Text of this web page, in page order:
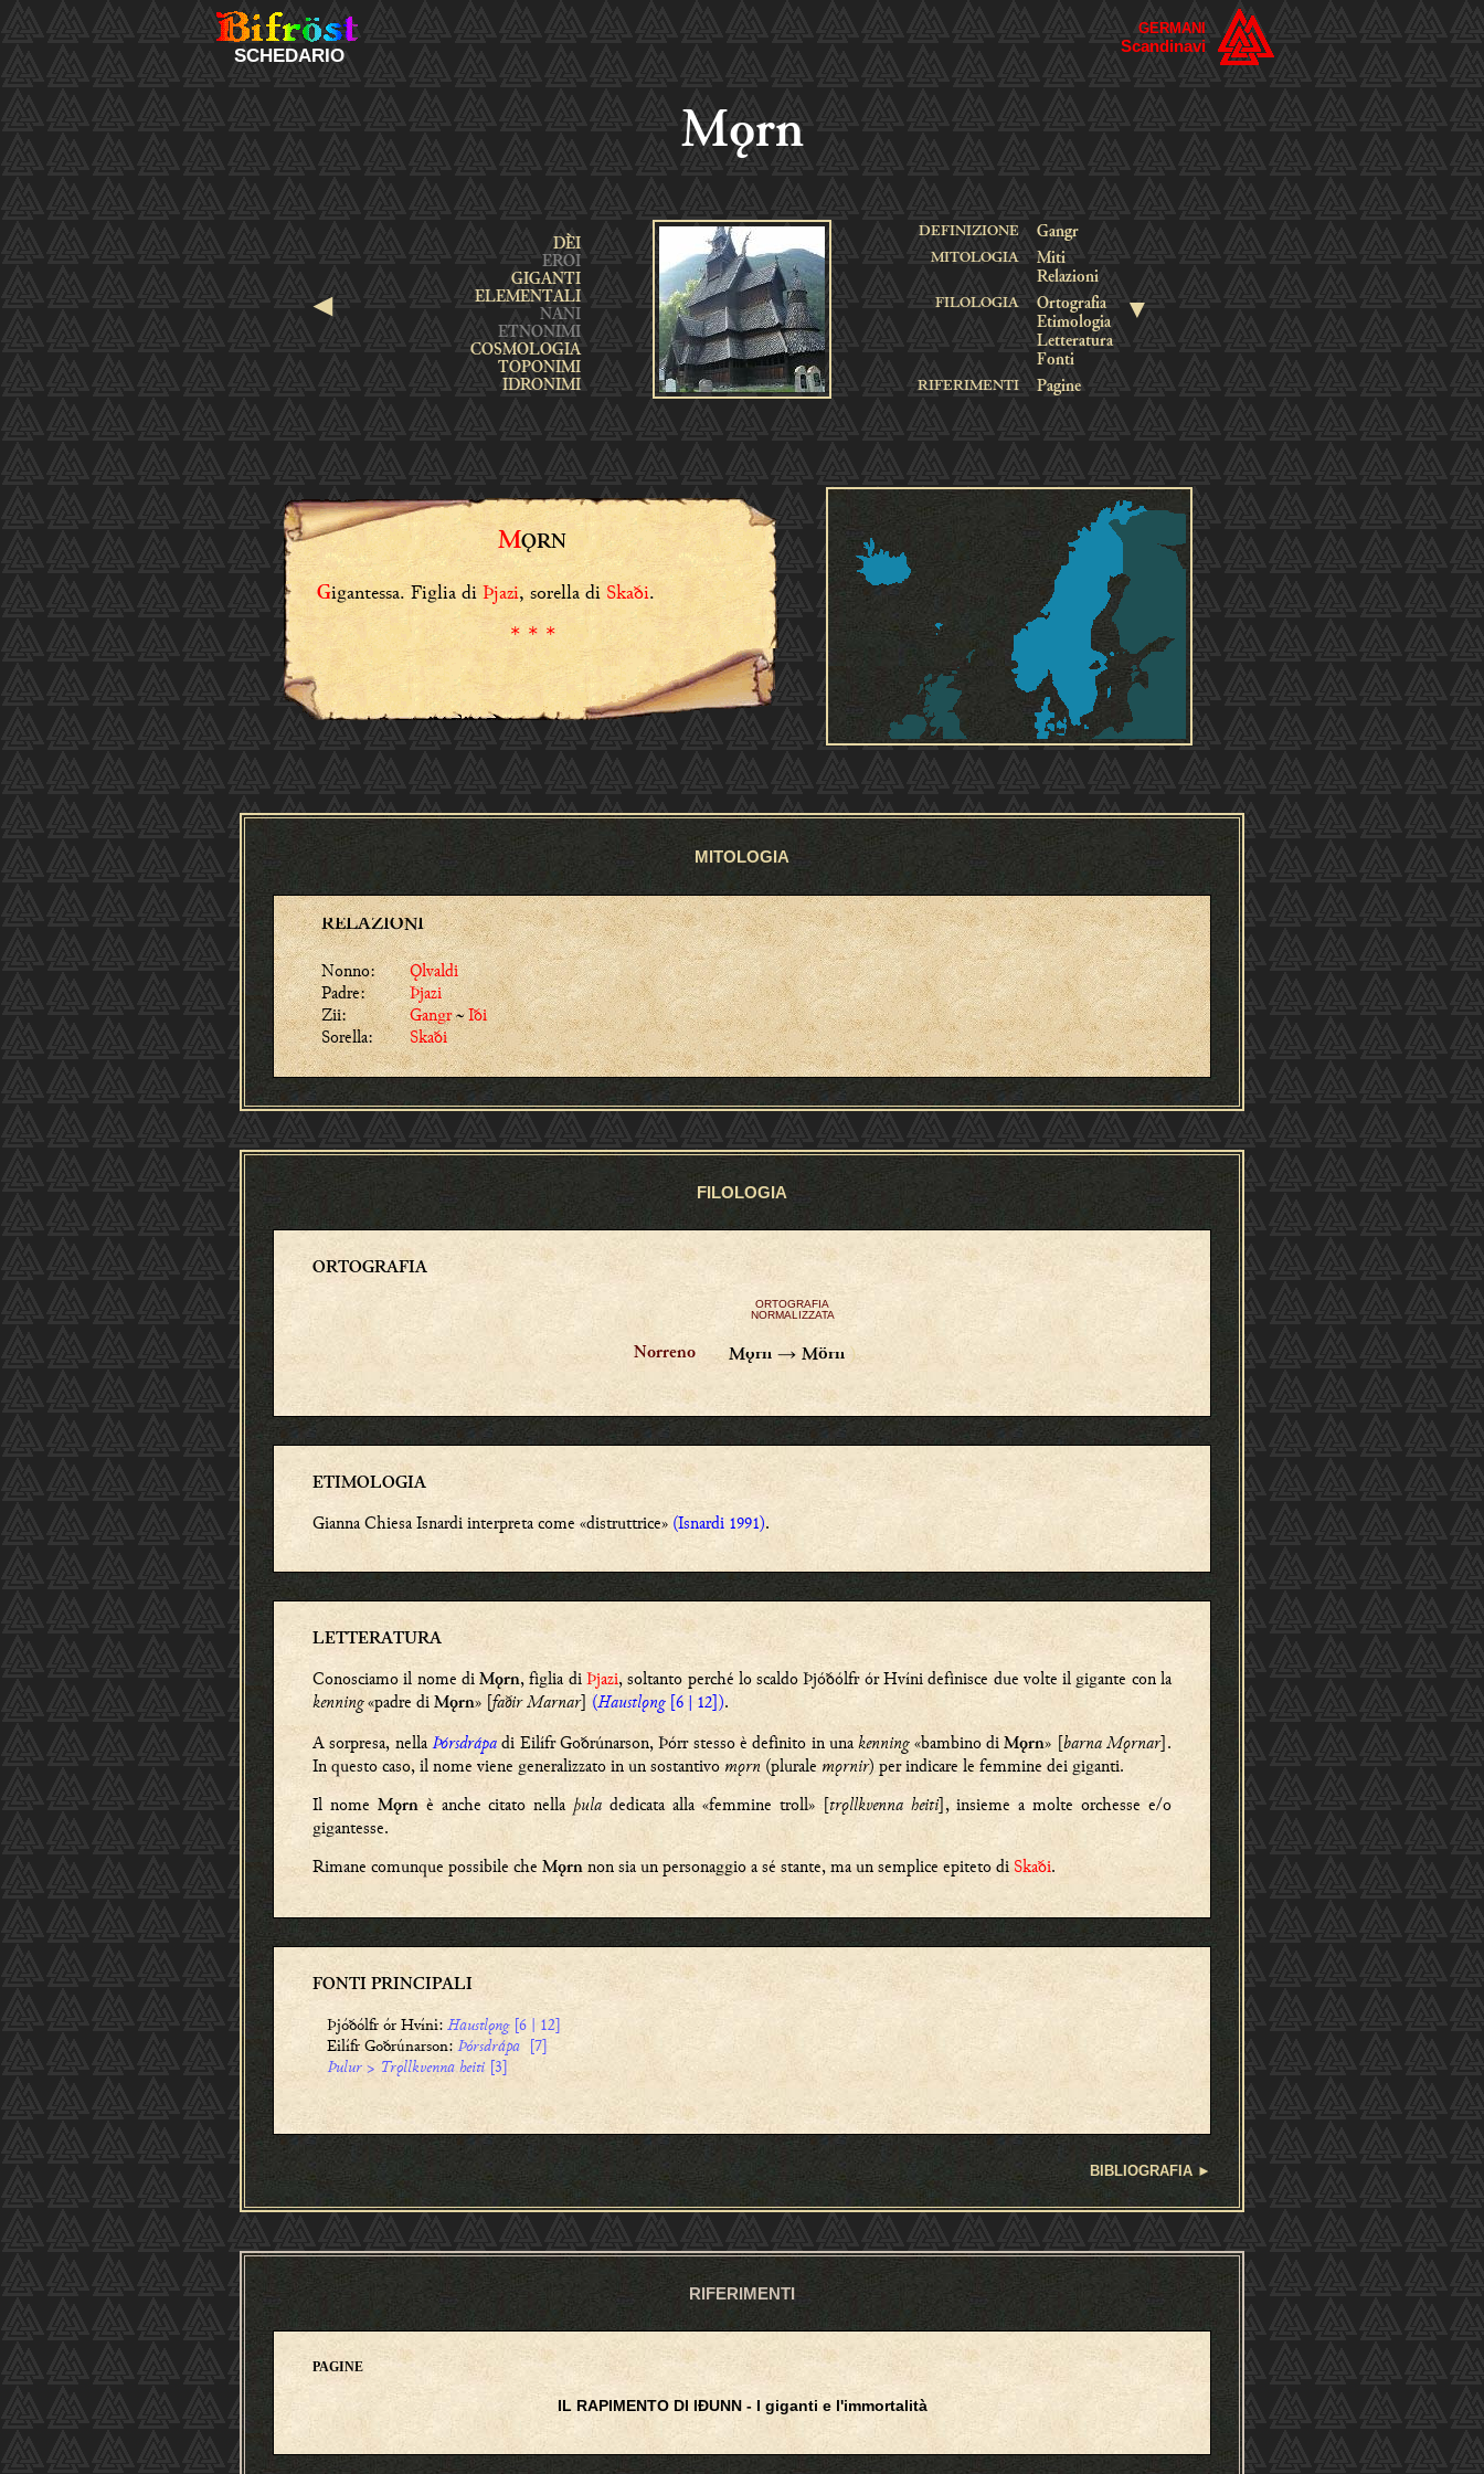
SCHEDARIO
GERMANI
Scandinavi
Mǫrn
◄
DEFINIZIONE Gangr
▼
MITOLOGIA
Miti
Relazioni
FILOLOGIA
Ortografia
Etimologia
Letteratura
Fonti
RIFERIMENTI
Pagine
MǪRN
Gigantessa. Figlia di Þjazi, sorella di Skaði.
* * *
MITOLOGIA
RELAZIONI
Nonno:
Padre:
Zii:
Sorella:
Ǫlvaldi
Þjazi
Gangr~Iði
Skaði
FILOLOGIA
ORTOGRAFIA
ORTOGRAFIA
NORMALIZZATA
Norreno Mǫrn → Mörn )
ETIMOLOGIA
Gianna Chiesa Isnardi interpreta come «distruttrice» (Isnardi 1991).
LETTERATURA
Conosciamo il nome diMǫrn, figlia diÞjazi,soltanto perché lo scaldo Þjóðólfr ór Hvíni definisce due volte il gigante con la
kenning«padre di Mǫrn» [faðir Marnar] (Haustlǫng [6 | 12]).
A sorpresa, nellaÞórsdrápadi Eilífr Goðrúnarson, Þórr stesso è definito in unakenning«bambino diMǫrn» [barna Mǫrnar].
In questo caso, il nome viene generalizzato in un sostantivo mǫrn (plurale mǫrnir) per indicare le femmine dei giganti.
Il nome Mǫrn è anche citato nella þula dedicata alla «femmine troll» [trǫllkvenna heiti], insieme a molte orchesse e/o
gigantesse.
Rimane comunque possibile che Mǫrn non sia un personaggio a sé stante, ma un semplice epiteto di Skaði.
FONTI PRINCIPALI
Þjóðólfr ór Hvíni: Haustlǫng [6 | 12]
Eilífr Goðrúnarson: Þórsdrápa [7]
Þulur > Trǫllkvenna heiti [3]
BIBLIOGRAFIA ►
RIFERIMENTI
PAGINE
IL RAPIMENTO DI IÐUNN - I giganti e l'immortalità